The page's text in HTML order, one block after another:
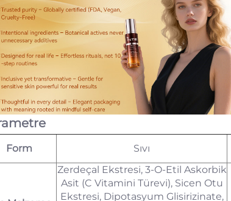
Form Sıvı
Zerdeçal Ekstresi, 3-O-Etil Askorbik
Asit (C Vitamini Türevi), Sicen Otu
Ekstresi, Dipotasyum Glisirizinate,